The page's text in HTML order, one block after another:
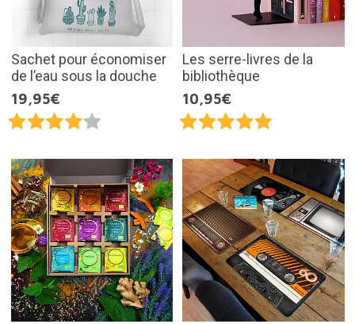
Sachet pour économiser
de l’eau sous la douche
19,95€
Les serre-livres de la
bibliothèque
10,95€